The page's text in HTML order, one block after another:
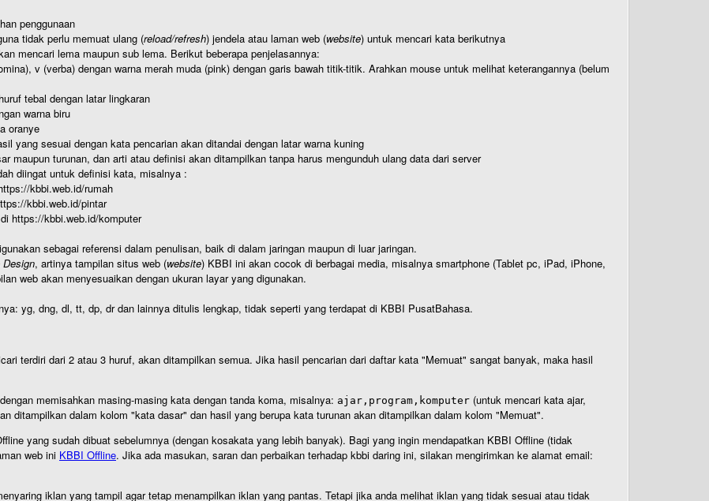
penggunaan
tidak perlu memuat ulang (reload/refresh) jendela atau laman web (website) untuk mencari kata berikutnya
mencari lema maupun sub lema. Berikut beberapa penjelasannya:
v (verba) dengan warna merah muda (pink) dengan garis bawah titik-titik. Arahkan mouse untuk melihat keterangannya (belum
tebal dengan latar lingkaran
warna biru
oranye
yang sesuai dengan kata pencarian akan ditandai dengan latar warna kuning
maupun turunan, dan arti atau definisi akan ditampilkan tanpa harus mengunduh ulang data dari server
diingat untuk definisi kata, misalnya :
kbbi.web.id/rumah
kbbi.web.id/pintar
https://kbbi.web.id/komputer
sebagai referensi dalam penulisan, baik di dalam jaringan maupun di luar jaringan.
, artinya tampilan situs web (website) KBBI ini akan cocok di berbagai media, misalnya smartphone (Tablet pc, iPad, iPhone,
web akan menyesuaikan dengan ukuran layar yang digunakan.
yg, dng, dl, tt, dp, dr dan lainnya ditulis lengkap, tidak seperti yang terdapat di KBBI PusatBahasa.
terdiri dari 2 atau 3 huruf, akan ditampilkan semua. Jika hasil pencarian dari daftar kata "Memuat" sangat banyak, maka hasil
memisahkan masing-masing kata dengan tanda koma, misalnya: ajar,program,komputer (untuk mencari kata ajar,
ditampilkan dalam kolom "kata dasar" dan hasil yang berupa kata turunan akan ditampilkan dalam kolom "Memuat".
yang sudah dibuat sebelumnya (dengan kosakata yang lebih banyak). Bagi yang ingin mendapatkan KBBI Offline (tidak
web ini KBBI Offline. Jika ada masukan, saran dan perbaikan terhadap kbbi daring ini, silakan mengirimkan ke alamat email:
iklan yang tampil agar tetap menampilkan iklan yang pantas. Tetapi jika anda melihat iklan yang tidak sesuai atau tidak